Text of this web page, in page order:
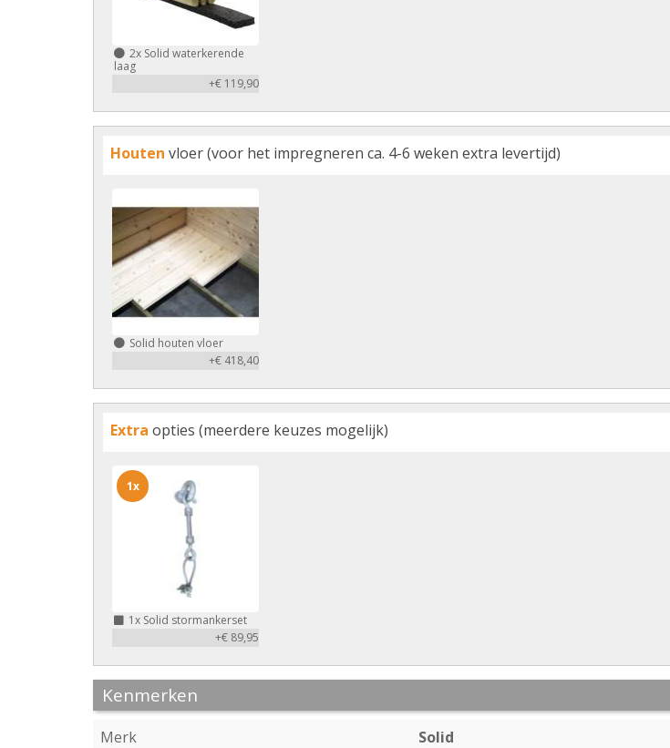
2x Solid waterkerende
laag
+€ 119,90
Houten vloer (voor het impregneren ca. 4-6 weken extra levertijd)
Solid houten vloer
+€ 418,40
Extra opties (meerdere keuzes mogelijk)
1x Solid stormankerset
+€ 89,95
1x
Kenmerken
Merk
Solid